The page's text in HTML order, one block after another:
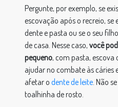
Pergunte, por exemplo, se
escovação após o recreio, se
dente e pasta ou se o seu
de casa. Nesse caso, você
pequeno, com pasta, escova
ajudar no combate às cáries
afetar o dente de leite. Não
toalhinha de rosto.